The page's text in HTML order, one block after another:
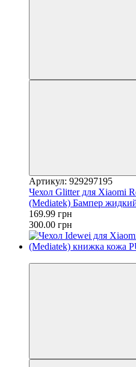
Артикул: 929297195
Чехол Glitter для Xiaomi
(Mediatek) Бампер
169.99 грн
300.00 грн